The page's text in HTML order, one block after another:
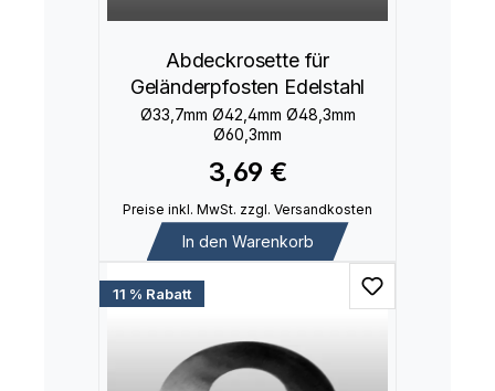
Abdeckrosette für
Geländerpfosten Edelstahl
Ø33,7mm Ø42,4mm Ø48,3mm
Ø60,3mm
3,69 €
Preise inkl. MwSt. zzgl. Versandkosten
In den Warenkorb
11 % Rabatt